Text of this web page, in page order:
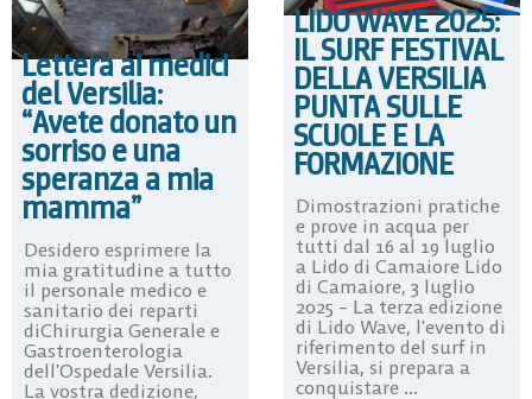
Lettera ai medici
del Versilia:
“Avete donato un
sorriso e una
speranza a mia
mamma”
Desidero esprimere la
mia gratitudine a tutto
il personale medico e
sanitario dei reparti
diChirurgia Generale e
Gastroenterologia
dell’Ospedale Versilia.
La vostra dedizione,
LIDO WAVE 2025:
IL SURF FESTIVAL
DELLA VERSILIA
PUNTA SULLE
SCUOLE E LA
FORMAZIONE
Dimostrazioni pratiche
e prove in acqua per
tutti dal 16 al 19 luglio
a Lido di Camaiore Lido
di Camaiore, 3 luglio
2025 – La terza edizione
di Lido Wave, l’evento di
riferimento del surf in
Versilia, si prepara a
conquistare ...